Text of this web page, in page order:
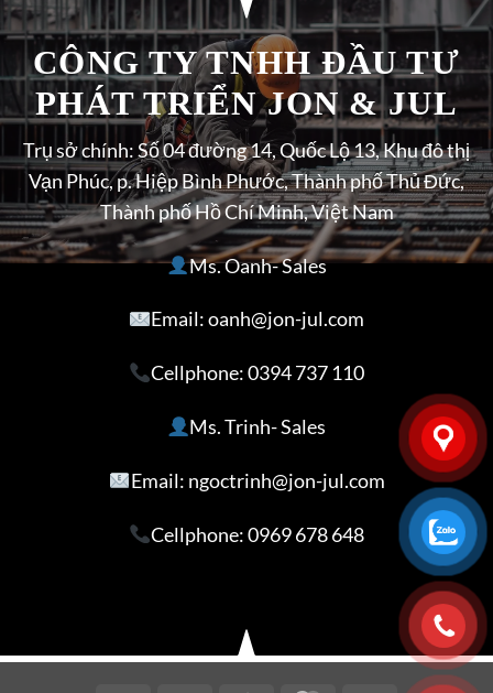
CÔNG TY TNHH ĐẦU TƯ
PHÁT TRIỂN JON & JUL
Trụ sở chính: Số 04 đường 14, Quốc Lộ 13, Khu đô thị
Vạn Phúc, p. Hiệp Bình Phước, Thành phố Thủ Đức,
Thành phố Hồ Chí Minh, Việt Nam
Ms. Oanh- Sales
Email: oanh@jon-jul.com
Cellphone:0394 737 110
Ms. Trinh- Sales
Email: ngoctrinh@jon-jul.com
Cellphone:0969 678 648